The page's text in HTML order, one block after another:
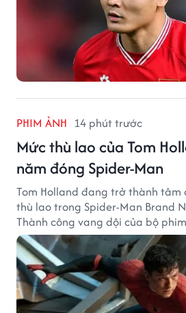
PHIM ẢNH 14 phút trước
Mức thù lao của Tom
năm đóng Spider-Man
Tom Holland đang trở thành tâm
thù lao trong Spider-Man Brand
Thành công vang dội của bộ
trình thăng hạng đáng chú ý của
một thập kỷ gắn bó với vai Người